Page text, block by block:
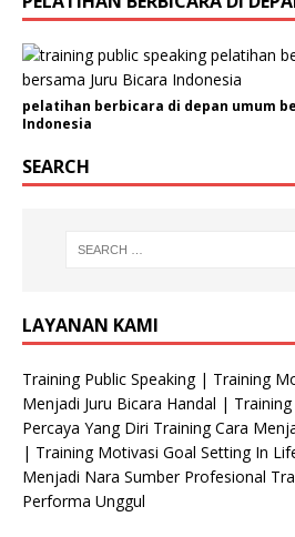
g
a
n
i
s
s
i
a
pelatihan berbicara di depan umum
Indonesia
SEARCH
LAYANAN KAMI
Training Public Speaking | Training
Menjadi Juru Bicara Handal |
Percaya Yang Diri Training Cara
| Training Motivasi Goal Setting In
Menjadi Nara Sumber Profesional
Performa Unggul